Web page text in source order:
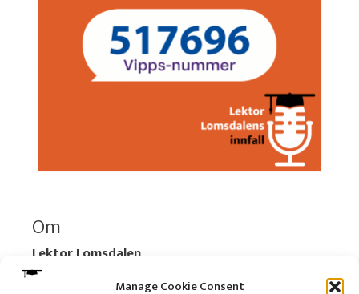
Manage Cookie Consent
Om
Lektor Lomsdalen
Organisasjonsnummer:
920 712 312 MVA